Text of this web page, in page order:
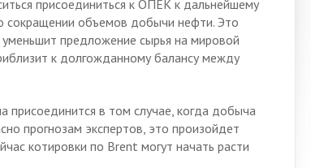
присоединиться к ОПЕК к дальнейшему
сокращении объемов добычи нефти. Это
предложение сырья на мировой
к долгожданному балансу между
присоединится в том случае, когда добыча
прогнозам экспертов, это произойдет
котировки по Brent могут начать расти